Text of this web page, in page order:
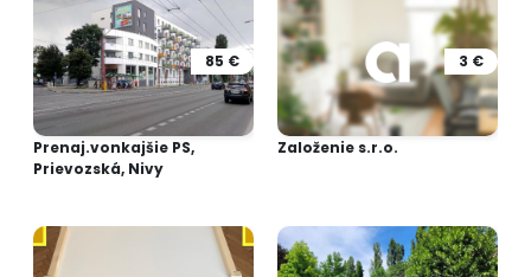
85 €
Prenaj.vonkajšie PS,
Prievozská, Nivy
3 €
Založenie s.r.o.